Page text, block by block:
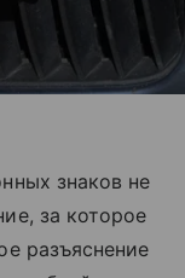
знаков не
за которое
разъяснение